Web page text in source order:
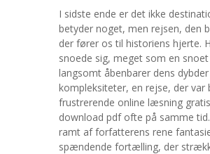
I sidste ende er det ikke
betyder noget, men rejsen, den
der fører os til historiens hjerte.
snoede sig, meget som en
langsomt åbenbarer dens
kompleksiteter, en rejse, der var
frustrerende online læsning
download pdf ofte på samme tid.
ramt af forfatterens rene
spændende fortælling, der